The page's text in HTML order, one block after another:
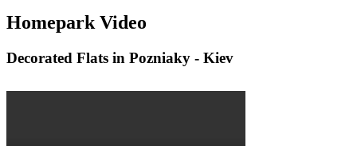
Homepark Video
Decorated Flats in Pozniaky - Kiev